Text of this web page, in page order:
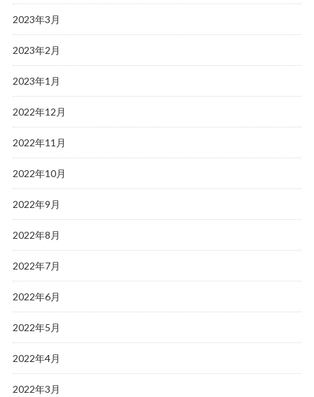
2023年3月
2023年2月
2023年1月
2022年12月
2022年11月
2022年10月
2022年9月
2022年8月
2022年7月
2022年6月
2022年5月
2022年4月
2022年3月